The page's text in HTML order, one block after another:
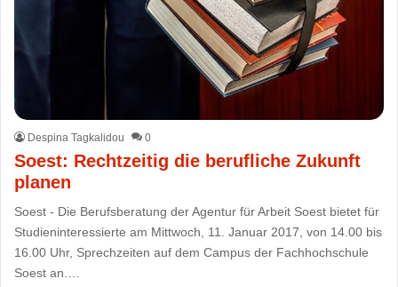
Despina Tagkalidou 0
Soest: Rechtzeitig die berufliche Zukunft
planen
Soest - Die Berufsberatung der Agentur für Arbeit Soest bietet für
Studieninteressierte am Mittwoch, 11. Januar 2017, von 14.00 bis
16.00 Uhr, Sprechzeiten auf dem Campus der Fachhochschule
Soest an.…